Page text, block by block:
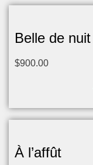
Belle de nuit
$900.00
À l’affût